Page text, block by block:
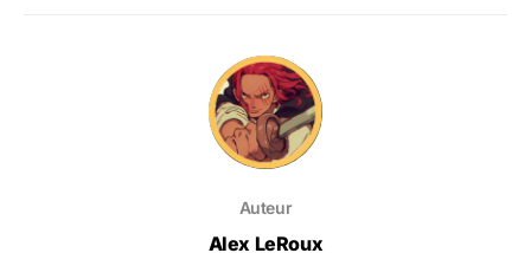
Auteur
Alex LeRoux